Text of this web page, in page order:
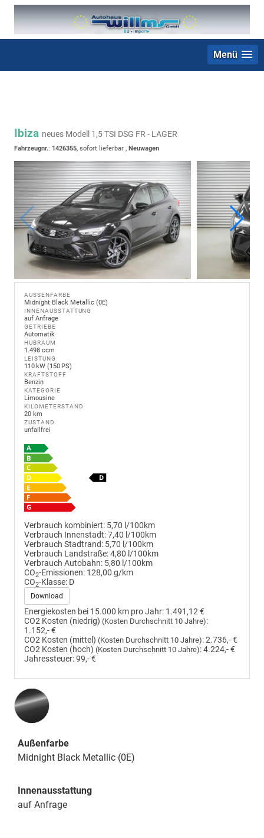
Menü
Ibiza neues Modell 1,5 TSI DSG FR - LAGER
Fahrzeugnr.: 1426355, sofort lieferbar , Neuwagen
AUSSENFARBE
Midnight Black Metallic (0E)
INNENAUSSTATTUNG
auf Anfrage
GETRIEBE
Automatik
HUBRAUM
1.498 ccm
LEISTUNG
110 kW (150 PS)
KRAFTSTOFF
Benzin
KATEGORIE
Limousine
KILOMETERSTAND
20 km
ZUSTAND
unfallfrei
Verbrauch kombiniert: 5,70 l/100km
Verbrauch Innenstadt:7,40 l/100km
Verbrauch Stadtrand: 5,70 l/100km
Verbrauch Landstraße:4,80 l/100km
Verbrauch Autobahn: 5,80 l/100km
CO2-Emissionen: 128,00 g/km
CO2-Klasse: D
Download
Energiekosten bei 15.000 km pro Jahr: 1.491,12 €
CO2 Kosten (niedrig) (Kosten Durchschnitt 10 Jahre):
1.152,- €
CO2 Kosten (mittel) (Kosten Durchschnitt 10 Jahre):2.736,- €
CO2 Kosten (hoch) (Kosten Durchschnitt 10 Jahre):4.224,- €
Jahressteuer:99,- €
Außenfarbe
Midnight Black Metallic (0E)
Innenausstattung
auf Anfrage